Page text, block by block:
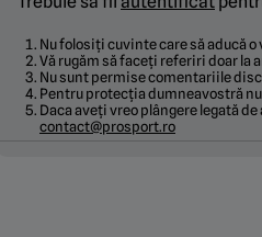
Nu folosiți cuvinte care să aducă
Vă rugăm să faceți referiri doar la
Nu sunt permise comentariile
Pentru protecția dumneavostră
Daca aveți vreo plângere legată
contact@prosport.ro